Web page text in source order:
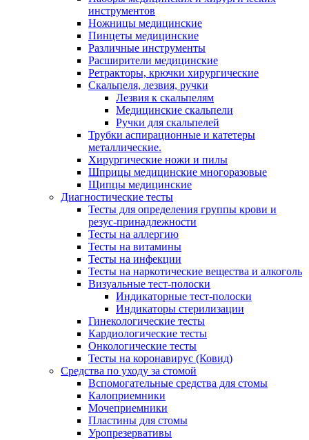
инструментов
Ножницы медицинские
Пинцеты медицинские
Различные инструменты
Расширители медицинские
Ретракторы, крючки хирургические
Скальпеля, лезвия, ручки
Лезвия к скальпелям
Медицинские скальпели
Ручки для скальпелей
Трубки аспирационные и катетеры
металлические.
Хирургические ножи и пилы
Шприцы медицинские многоразовые
Щипцы медицинские
Диагностические тесты
Тесты для определения группы крови и
резус-принадлежности
Тесты на аллергию
Тесты на витамины
Тесты на инфекции
Тесты на наркотические вещества и алкоголь
Визуальные тест-полоски
Индикаторные тест-полоски
Индикаторы стерилизации
Гинекологические тесты
Кардиологические тесты
Онкологические тесты
Тесты на коронавирус (Ковид)
Средства по уходу за стомой
Вспомогательные средства для стомы
Калоприемники
Мочеприемники
Пластины для стомы
Уропрезервативы